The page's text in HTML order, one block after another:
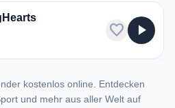
favorite play_arrow
kostenlos online. Entdecken
und mehr aus aller Welt auf